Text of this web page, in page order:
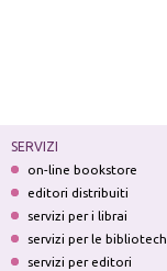
SERVIZI
on-line bookstore
editori distribuiti
servizi per i librai
servizi per le
servizi per editori